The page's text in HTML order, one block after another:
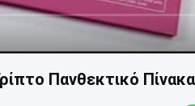
Πανθεκτικό